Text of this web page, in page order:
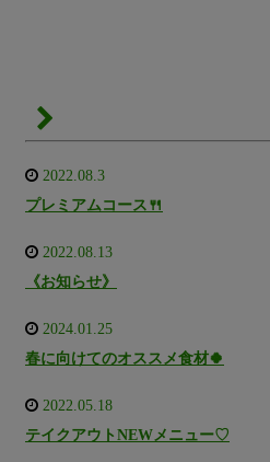
2022.08.3
プレミアムコース🍴
2022.08.13
《お知らせ》
2024.01.25
春に向けてのオススメ食材🍀
2022.05.18
テイクアウトNEWメニュー♡